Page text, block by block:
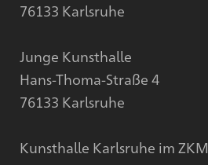
76133 Karlsruhe
Junge Kunsthalle
Hans-Thoma-Straße 4
76133 Karlsruhe
Kunsthalle Karlsruhe im ZKM